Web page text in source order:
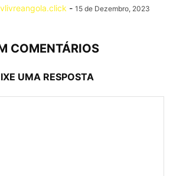
- 15 de Dezembro, 2023
COMENTÁRIOS
UMA RESPOSTA